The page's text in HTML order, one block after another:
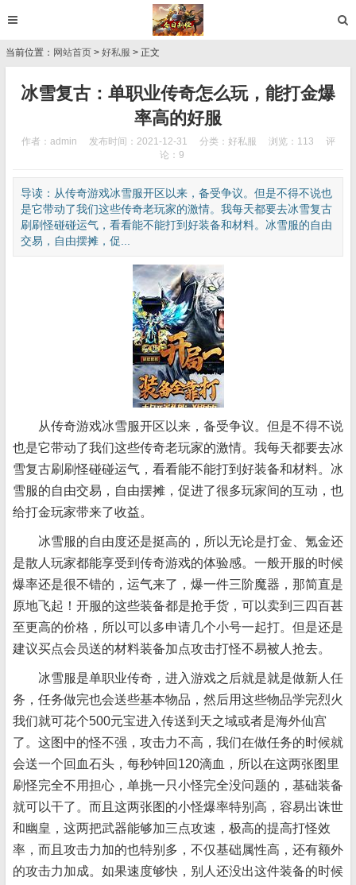
当前位置： 网站首页 > 好私服 > 正文
冰雪复古：单职业传奇怎么玩，能打金爆
率高的好服
作者：admin 发布时间：2021-12-31 分类： 好私服 浏览：113
评
论：9
导读：从传奇游戏冰雪服开区以来，备受争议。但是不得不说也
是它带动了我们这些传奇老玩家的激情。我每天都要去冰雪复古
刷刷怪碰碰运气，看看能不能打到好装备和材料。冰雪服的自由
交易，自由摆摊，促...
从传奇游戏冰雪服开区以来，备受争议。但是不得不说
也是它带动了我们这些传奇老玩家的激情。我每天都要去冰
雪复古刷刷怪碰碰运气，看看能不能打到好装备和材料。冰
雪服的自由交易，自由摆摊，促进了很多玩家间的互动，也
给打金玩家带来了收益。
冰雪服的自由度还是挺高的，所以无论是打金、氪金还
是散人玩家都能享受到传奇游戏的体验感。一般开服的时候
爆率还是很不错的，运气来了，爆一件三阶魔器，那简直是
原地飞起！开服的这些装备都是抢手货，可以卖到三四百甚
至更高的价格，所以可以多申请几个小号一起打。但是还是
建议买点会员送的材料装备加点攻击打怪不易被人抢去。
冰雪服是单职业传奇，进入游戏之后就是就是做新人任
务，任务做完也会送些基本物品，然后用这些物品学完烈火
我们就可花个500元宝进入传送到天之域或者是海外仙宫
了。这图中的怪不强，攻击力不高，我们在做任务的时候就
会送一个回血石头，每秒钟回120滴血，所以在这两张图里
刷怪完全不用担心，单挑一只小怪完全没问题的，基础装备
就可以干了。而且这两张图的小怪爆率特别高，容易出诛世
和幽皇，这两把武器能够加三点攻速，极高的提高打怪效
率，而且攻击力加的也特别多，不仅基础属性高，还有额外
的攻击力加成。如果速度够快，别人还没出这件装备的时候